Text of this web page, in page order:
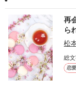
再
ら
松
総
恋